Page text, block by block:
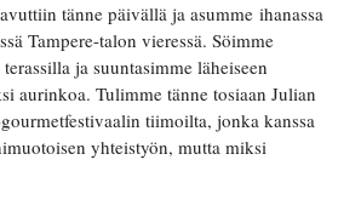
tänne päivällä ja asumme ihanassa
Tampere-talon vieressä. Söimme
ja suuntasimme läheiseen
aurinkoa. Tulimme tänne tosiaan Julian
tiimoilta, jonka kanssa
yhteistyön, mutta miksi